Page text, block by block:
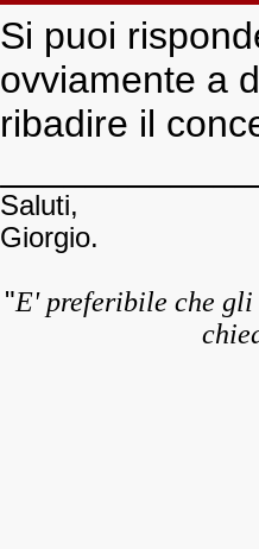
Si puoi
ovviamente a
ribadire il
Saluti,
Giorgio.
"E' preferibile che